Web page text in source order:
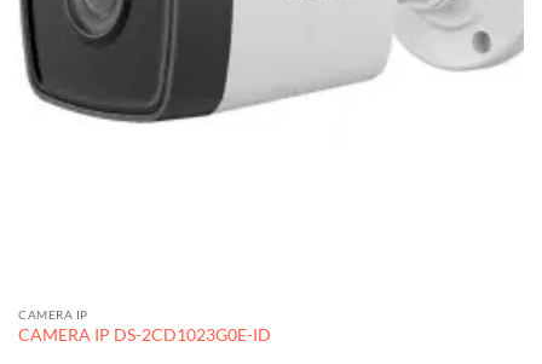
CAMERA IP
CAMERA IP DS-2CD1023G0E-ID